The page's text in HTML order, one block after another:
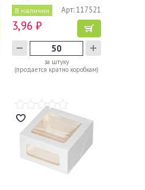
В наличии Арт: 117521
3,96 ₽
за штуку
(продается кратно коробкам)